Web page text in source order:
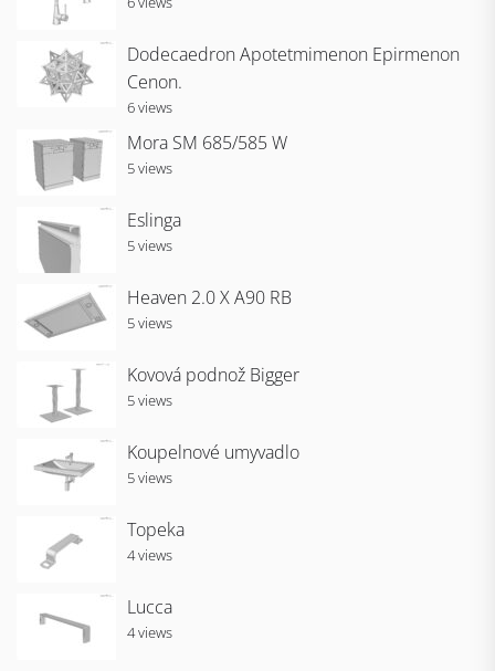
Dodecaedron Apotetmimenon Epirmenon
Cenon.
6 views
Mora SM 685/585 W
5 views
Eslinga
5 views
Heaven 2.0 X A90 RB
5 views
Kovová podnož Bigger
5 views
Koupelnové umyvadlo
5 views
Topeka
4 views
Lucca
4 views